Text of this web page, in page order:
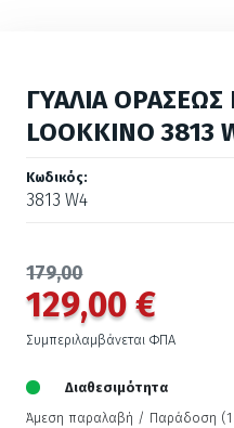
ΓΥΑΛΙΑ ΟΡΑΣΕΩΣ
LOOKKINO 3813
Κωδικός:
3813 W4
179,00
129,00 €
Συμπεριλαμβάνεται ΦΠΑ
Διαθεσιμότητα
Άμεση παραλαβή / Παράδoση (1